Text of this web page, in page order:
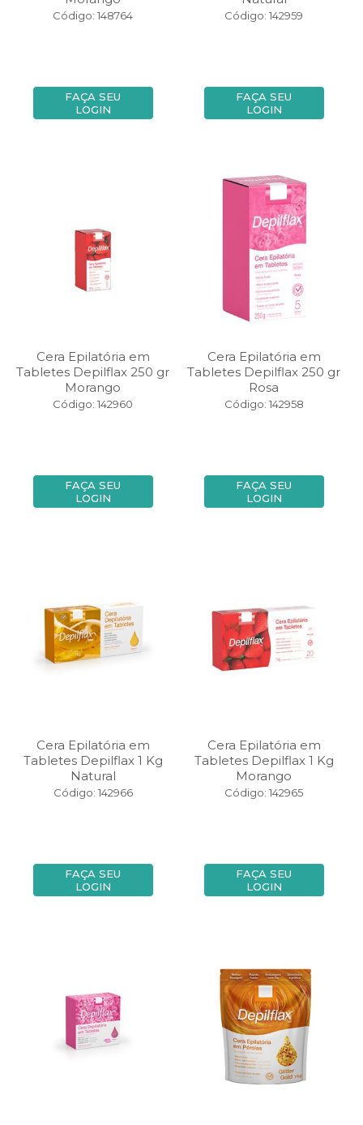
Código: 148764
FAÇA SEU
LOGIN
Código: 142959
FAÇA SEU
LOGIN
Cera Epilatória em
Tabletes Depilflax 250 gr
Morango
Código: 142960
FAÇA SEU
LOGIN
Cera Epilatória em
Tabletes Depilflax 250 gr
Rosa
Código: 142958
FAÇA SEU
LOGIN
Cera Epilatória em
Tabletes Depilflax 1 Kg
Natural
Código: 142966
FAÇA SEU
LOGIN
Cera Epilatória em
Tabletes Depilflax 1 Kg
Morango
Código: 142965
FAÇA SEU
LOGIN